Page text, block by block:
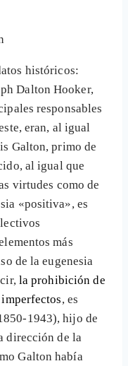
históricos:
Dalton Hooker,
responsables
eran, al igual
Galton, primo de
al igual que
virtudes como de
«positiva», es
más
de la eugenesia
la prohibición de
, es
1943), hijo de
dirección de la
Galton había